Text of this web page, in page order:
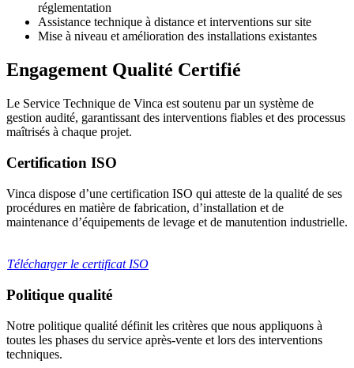
réglementation
Assistance technique à distance et interventions sur site
Mise à niveau et amélioration des installations existantes
Engagement Qualité Certifié
Le Service Technique de Vinca est soutenu par un système de
gestion audité, garantissant des interventions fiables et des processus
maîtrisés à chaque projet.
Certification ISO
Vinca dispose d’une certification ISO qui atteste de la qualité de ses
procédures en matière de fabrication, d’installation et de
maintenance d’équipements de levage et de manutention industrielle.
Télécharger le certificat ISO
Politique qualité
Notre politique qualité définit les critères que nous appliquons à
toutes les phases du service après-vente et lors des interventions
techniques.